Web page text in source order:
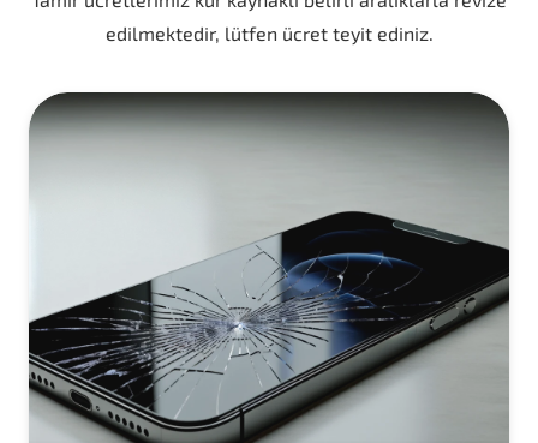
edilmektedir, lütfen ücret teyit ediniz.